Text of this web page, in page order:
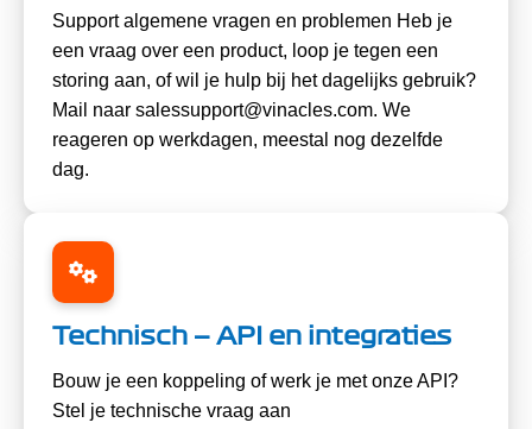
Support algemene vragen en problemen Heb je
een vraag over een product, loop je tegen een
storing aan, of wil je hulp bij het dagelijks gebruik?
Mail naar salessupport@vinacles.com. We
reageren op werkdagen, meestal nog dezelfde
dag.
Technisch — API en integraties
Bouw je een koppeling of werk je met onze API?
Stel je technische vraag aan